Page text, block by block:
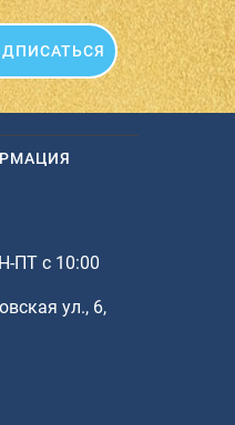
ПТ с 10:00
ул., 6,